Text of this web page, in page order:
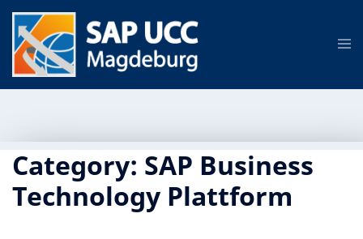
Category: SAP Business
Technology Plattform